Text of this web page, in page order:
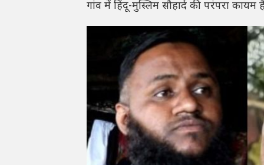
गांव में हिंदू-मुस्लिम सौहार्द की परंपरा कायम